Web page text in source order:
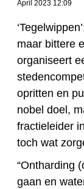
April 2023 12:09
maar bittere
organiseert
opritten en
nobel doel,
fractieleider
toch wat
“Ontharding
gaan en